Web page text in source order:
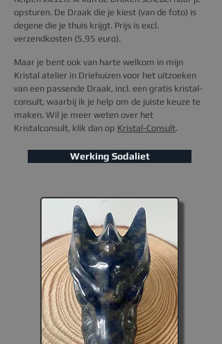
opsturen. De Draak die je kiest (van de foto) is
degene die je thuis krijgt. Prijs is excl.
verzendkosten (5,95 euro).
Maar je bent ook van harte welkom in mijn
Kristal atelier in Driehuizen voor het uitzoeken
van een passende Draak, incl. een gratis kristal-
consult, waarbij ik je help om de juiste keuze te
maken. Wil je meer weten over het
Kristalconsult, klik dan op Kristal-Consult.
Werking Sodaliet